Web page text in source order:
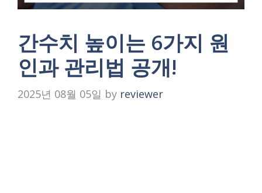
간수치 높이는 6가지 원
인과 관리법 공개!
2025년 08월 05일 by reviewer